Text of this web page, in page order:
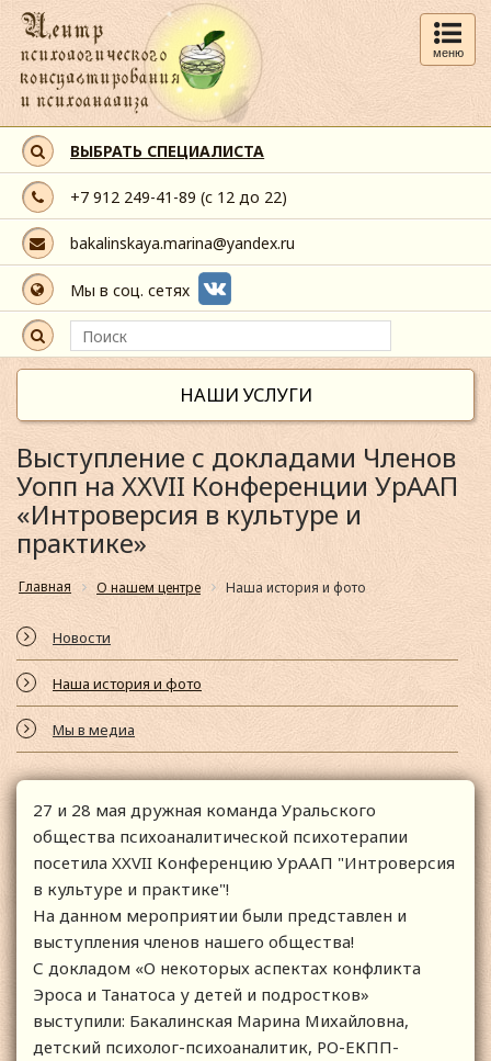
меню
ВЫБРАТЬ СПЕЦИАЛИСТА
+7 912 249-41-89 (с 12 до 22)
bakalinskaya.marina@yandex.ru
Мы в соц. сетях
НАШИ УСЛУГИ
Выступление с докладами Членов
Уопп на XXVII Конференции УрААП
«Интроверсия в культуре и
практике»
Главная О нашем центре Наша история и фото
Новости
Наша история и фото
Мы в медиа
27 и 28 мая дружная команда Уральского
общества психоаналитической психотерапии
посетила XXVII Конференцию УрААП "Интроверсия
в культуре и практике"!
На данном мероприятии были представлен и
выступления членов нашего общества!
С докладом «О некоторых аспектах конфликта
Эроса и Танатоса у детей и подростков»
выступили: Бакалинская Марина Михайловна,
детский психолог-психоаналитик, РО-ЕКПП-